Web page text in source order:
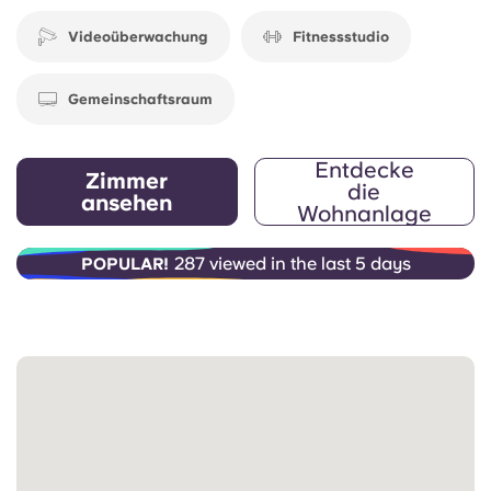
Videoüberwachung Fitnessstudio
Gemeinschaftsraum
Zimmer
ansehen
Entdecke
die
Wohnanlage
POPULAR! 287 viewed in the last 5 days